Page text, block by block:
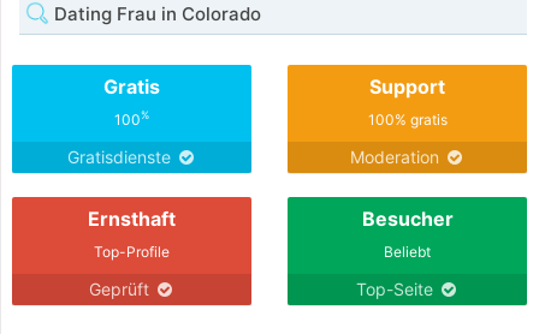
Dating Frau in Colorado
Gratis
100%
Gratisdienste
Support
100% gratis
Moderation
Ernsthaft
Top-Profile
Geprüft
Besucher
Beliebt
Top-Seite